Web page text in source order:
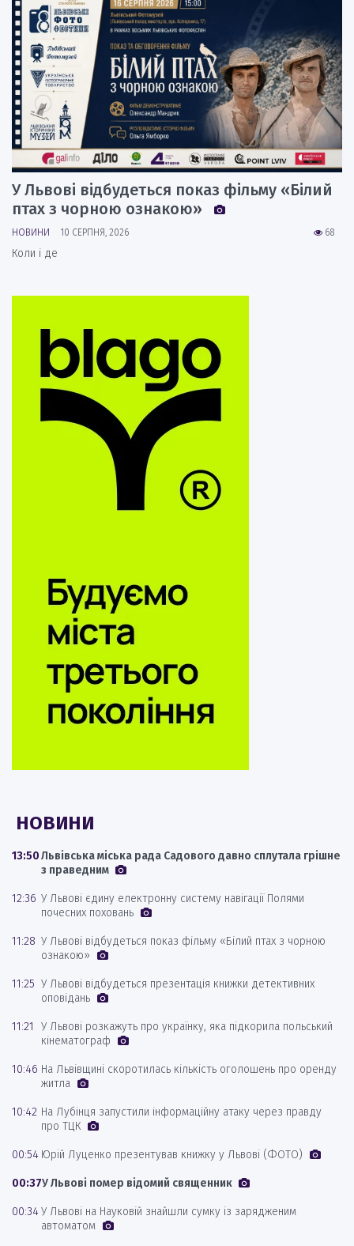
У Львові відбудеться показ фільму «Білий
птах з чорною ознакою»
68
НОВИНИ 10 СЕРПНЯ, 2026
Коли і де
НОВИНИ
13:50Львівська міська рада Садового давно сплутала грішне
з праведним
12:36 У Львові єдину електронну систему навігації Полями
почесних поховань
11:28 У Львові відбудеться показ фільму «Білий птах з чорною
ознакою»
11:25 У Львові відбудеться презентація книжки детективних
оповідань
11:21
У Львові розкажуть про українку, яка підкорила польський
кінематограф
10:46 На Львівщині скоротилась кількість оголошень про оренду
житла
10:42 На Лубінця запустили інформаційну атаку через правду
про ТЦК
00:54 Юрій Луценко презентував книжку у Львові (ФОТО)
00:37У Львові помер відомий священник
00:34У Львові на Науковій знайшли сумку із зарядженим
автоматом